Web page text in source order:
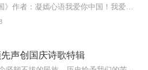
声创国庆诗歌特辑